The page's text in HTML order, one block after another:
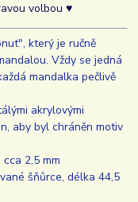
volbou ♥
který je ručně
Vždy se jedná
mandalka pečlivě
akrylovými
aby byl chráněn motiv
2,5 mm
šňůrce, délka 44,5